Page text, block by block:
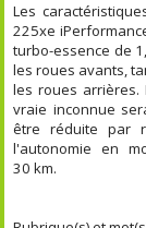
Les
225xe
turbo-essence de
les roues avants,
les roues arrières.
vraie inconnue
être réduite par
l'autonomie en
30 km.